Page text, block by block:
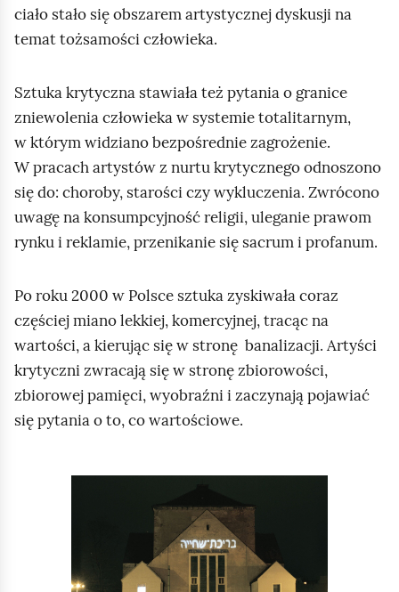
ciało stało się obszarem artystycznej dyskusji na
temat tożsamości człowieka.
Sztuka krytyczna stawiała też pytania o granice
zniewolenia człowieka w systemie totalitarnym,
w którym widziano bezpośrednie zagrożenie.
W pracach artystów z nurtu krytycznego odnoszono
się do: choroby, starości czy wykluczenia. Zwrócono
uwagę na konsumpcyjność religii, uleganie prawom
rynku i reklamie, przenikanie się sacrum i profanum.
Po roku 2000 w Polsce sztuka zyskiwała coraz
częściej miano lekkiej, komercyjnej, tracąc na
wartości, a kierując się w stronę banalizacji. Artyści
krytyczni zwracają się w stronę zbiorowości,
zbiorowej pamięci, wyobraźni i zaczynają pojawiać
się pytania o to, co wartościowe.